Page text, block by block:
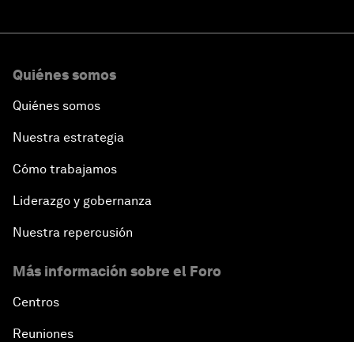
Quiénes somos
Quiénes somos
Nuestra estrategia
Cómo trabajamos
Liderazgo y gobernanza
Nuestra repercusión
Más información sobre el Foro
Centros
Reuniones